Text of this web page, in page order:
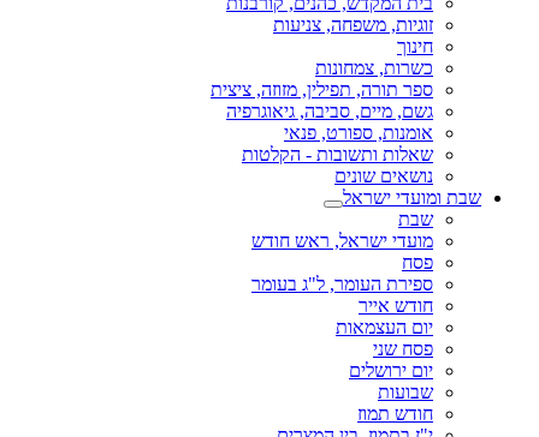
זוגיות, משפחה, צניעות
חינוך
כשרות, צמחונות
ספר תורה, תפילין, מזוזה, ציצית
גשם, מיים, סביבה, גיאוגרפיה
אומנות, ספורט, פנאי
שאלות ותשובות - הקלטות
נושאים שונים
שבת ומועדי ישראל
שבת
מועדי ישראל, ראש חודש
פסח
ספירת העומר, ל"ג בעומר
חודש אייר
יום העצמאות
פסח שני
יום ירושלים
שבועות
חודש תמוז